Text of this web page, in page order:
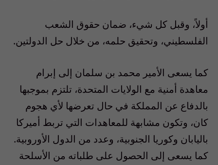
أولاً، وقبل كل شيء، ضمان حقوق الشعب
الفلسطيني، وتحقيق حلمه، من خلال حل الدولتين.
كما يسعى الأمير محمد بن سلمان إلى إبرام
معاهدة أمنية مع الولايات المتحدة، تلتزم بموجبها
بالدفاع عن المملكة في حال تعرضها لأي هجوم
كان، وتكون مشابهة للمعاهدات التي تربط أميركا
باليابان وكوريا الجنوبية، وعدد من الدول الأوروبية.
كما يسعى إلى الحصول على طلباته من الأسلحة